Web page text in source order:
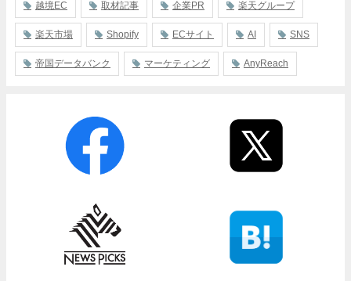
越境EC 取材記事 企業PR 楽天グループ
楽天市場 Shopify ECサイト AI SNS
帝国データバンク マーケティング AnyReach